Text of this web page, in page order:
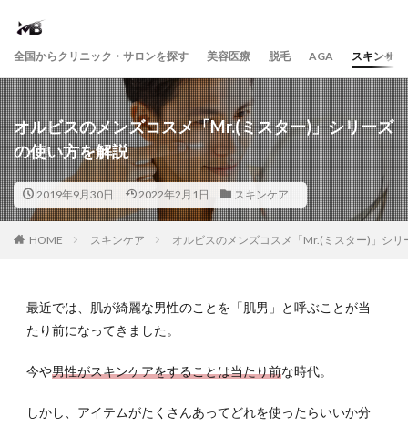
全国からクリニック・サロンを探す 美容医療 脱毛 AGA スキンケア
オルビスのメンズコスメ「Mr.(ミスター)」シリーズ
の使い方を解説
2019年9月30日 2022年2月1日 スキンケア
HOME スキンケア オルビスのメンズコスメ「Mr.(ミスター)」シリ
最近では、肌が綺麗な男性のことを「肌男」と呼ぶことが当
たり前になってきました。
今や男性がスキンケアをすることは当たり前な時代。
しかし、アイテムがたくさんあってどれを使ったらいいか分